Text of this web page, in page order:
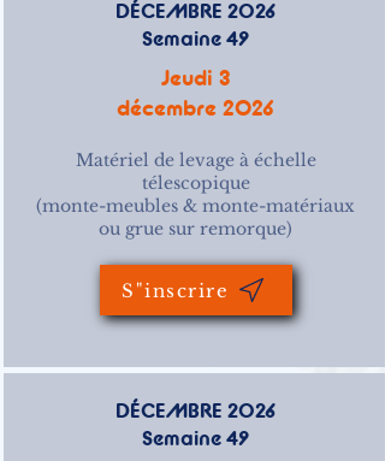
DÉCEMBRE 2026
Semaine 49
Jeudi 3
décembre 2026
Matériel de levage à échelle
télescopique
(monte-meubles & monte-matériaux
ou grue sur remorque)
S"inscrire
DÉCEMBRE 2026
Semaine 49